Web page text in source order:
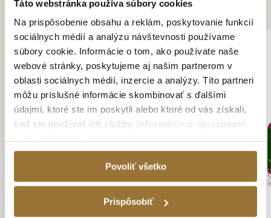
Táto webstránka používa súbory cookies
Na prispôsobenie obsahu a reklám, poskytovanie funkcií
sociálnych médií a analýzu návštevnosti používame
súbory cookie. Informácie o tom, ako používate naše
webové stránky, poskytujeme aj našim partnerom v
oblasti sociálnych médií, inzercie a analýzy. Títo partneri
môžu príslušné informácie skombinovať s ďalšími
údajmi, ktoré ste im poskytli alebo ktoré od vás získali,
keď ste používali ich služby. Informácie o spracúvaní
Povoliť všetko
Prispôsobiť